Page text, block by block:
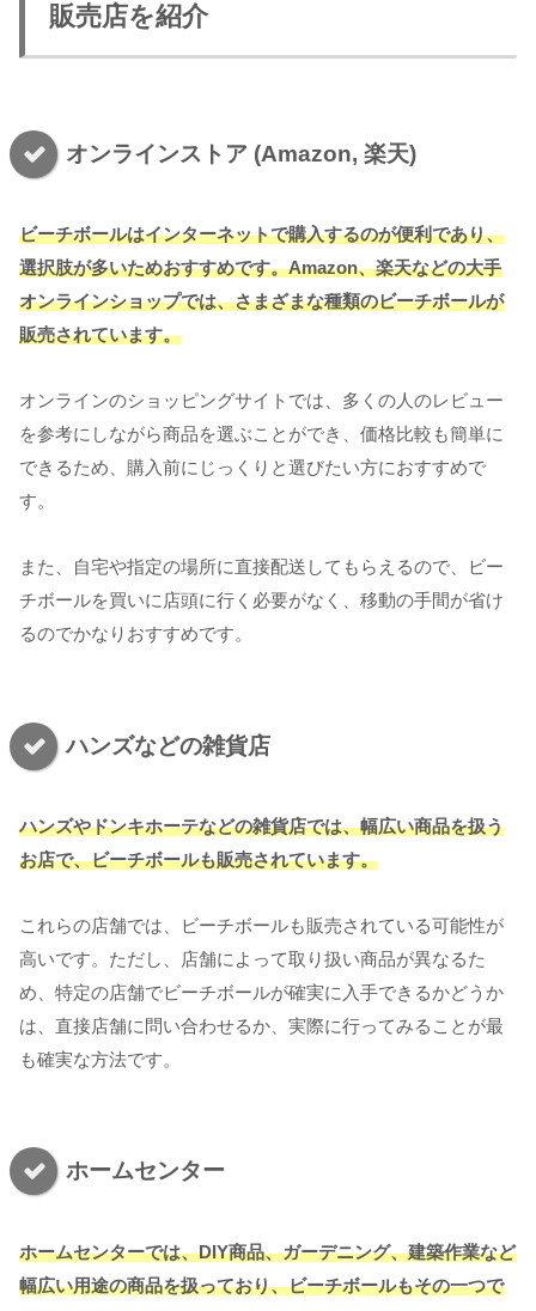
販売店を紹介
オンラインストア (Amazon, 楽天)
ビーチボールはインターネットで購入するのが便利であり、
選択肢が多いためおすすめです。Amazon、楽天などの大手
オンラインショップでは、さまざまな種類のビーチボールが
販売されています。
オンラインのショッピングサイトでは、多くの人のレビュー
を参考にしながら商品を選ぶことができ、価格比較も簡単に
できるため、購入前にじっくりと選びたい方におすすめで
す。
また、自宅や指定の場所に直接配送してもらえるので、ビー
チボールを買いに店頭に行く必要がなく、移動の手間が省け
るのでかなりおすすめです。
ハンズなどの雑貨店
ハンズやドンキホーテなどの雑貨店では、幅広い商品を扱う
お店で、ビーチボールも販売されています。
これらの店舗では、ビーチボールも販売されている可能性が
高いです。ただし、店舗によって取り扱い商品が異なるた
め、特定の店舗でビーチボールが確実に入手できるかどうか
は、直接店舗に問い合わせるか、実際に行ってみることが最
も確実な方法です。
ホームセンター
ホームセンターでは、DIY商品、ガーデニング、建築作業など
幅広い用途の商品を扱っており、ビーチボールもその一つで